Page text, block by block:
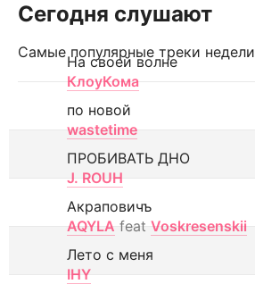
Сегодня слушают
Самые популярные треки недели
На своей волне
КлоуКома
по новой
wastetime
ПРОБИВАТЬ ДНО
J. ROUH
Акраповичъ
AQYLA feat Voskresenskii
Лето с меня
IHY